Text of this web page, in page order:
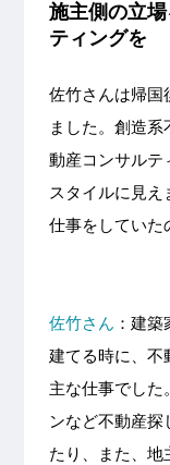
施主側の立
ティングを
佐竹さんは帰国
ました。創造
動産コンサルテ
スタイルに見え
仕事をしていた
佐竹さん ：建
建てる時に、不
主な仕事でした
ンなど不動産探
たり、また、地